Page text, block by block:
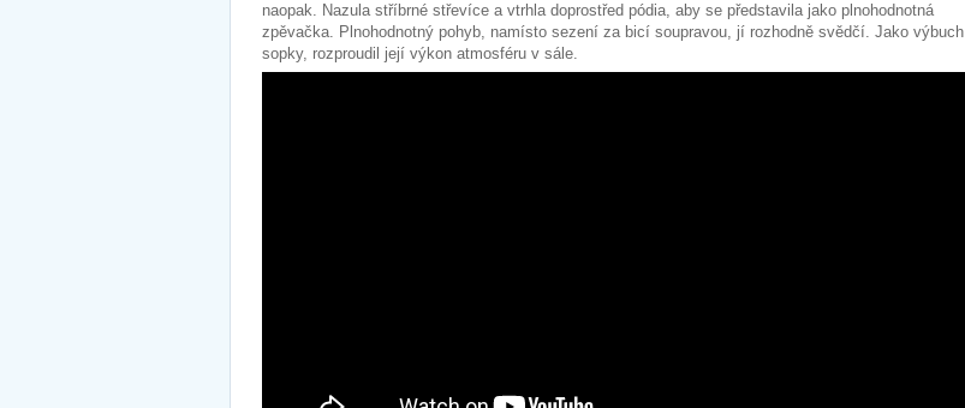
naopak. Nazula stříbrné střevíce a vtrhla doprostřed pódia, aby se představila jako plnohodnotná
zpěvačka. Plnohodnotný pohyb, namísto sezení za bicí soupravou, jí rozhodně svědčí. Jako výbuch
sopky, rozproudil její výkon atmosféru v sále.